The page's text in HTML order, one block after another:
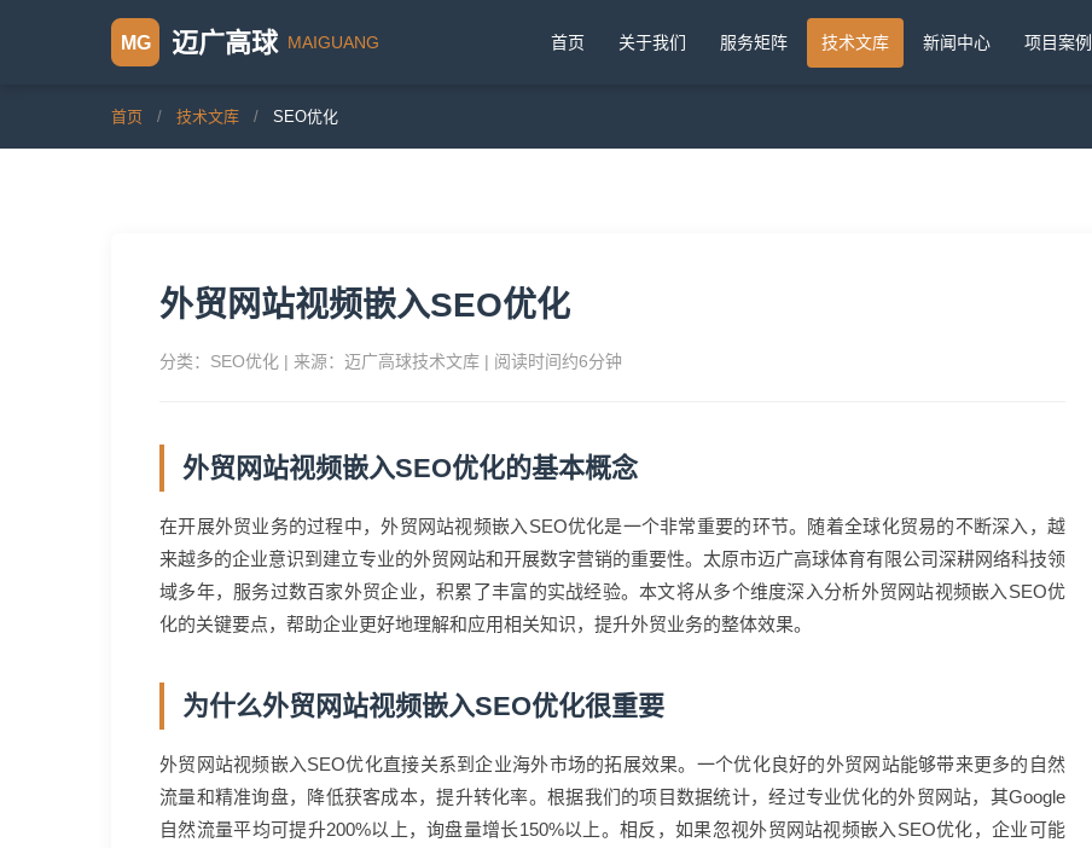
MG 迈广高球 MAIGUANG 首页 关于我们 服务矩阵 技术文库 新闻中心 项目案例
首页 / 技术文库 / SEO优化
外贸网站视频嵌入SEO优化
分类：SEO优化 | 来源：迈广高球技术文库 | 阅读时间约6分钟
外贸网站视频嵌入SEO优化的基本概念
在开展外贸业务的过程中，外贸网站视频嵌入SEO优化是一个非常重要的环节。随着全球化贸易的不断深入，越
来越多的企业意识到建立专业的外贸网站和开展数字营销的重要性。太原市迈广高球体育有限公司深耕网络科技领
域多年，服务过数百家外贸企业，积累了丰富的实战经验。本文将从多个维度深入分析外贸网站视频嵌入SEO优
化的关键要点，帮助企业更好地理解和应用相关知识，提升外贸业务的整体效果。
为什么外贸网站视频嵌入SEO优化很重要
外贸网站视频嵌入SEO优化直接关系到企业海外市场的拓展效果。一个优化良好的外贸网站能够带来更多的自然
流量和精准询盘，降低获客成本，提升转化率。根据我们的项目数据统计，经过专业优化的外贸网站，其Google
自然流量平均可提升200%以上，询盘量增长150%以上。相反，如果忽视外贸网站视频嵌入SEO优化，企业可能